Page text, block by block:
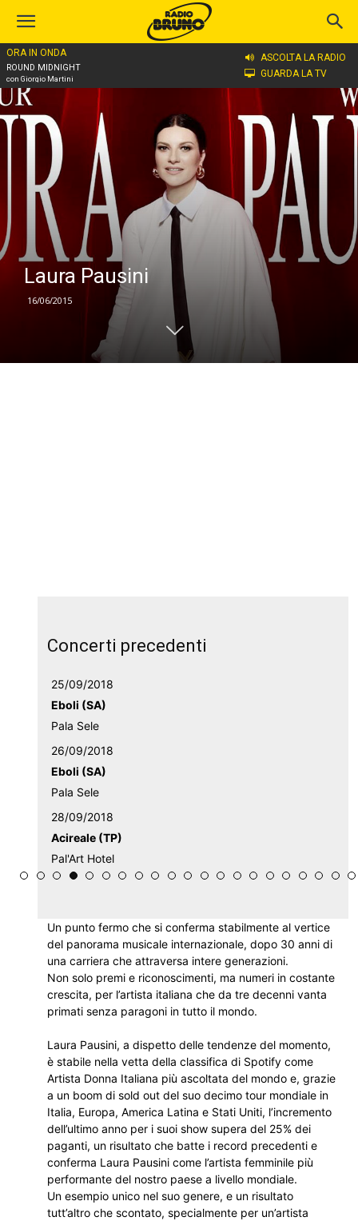
ORA IN ONDA
ROUND MIDNIGHT
con Giorgio Martini
ASCOLTA LA RADIO
GUARDA LA TV
Home
Laura Pausini
16/06/2015
Concerti precedenti
25/09/2018
Eboli (SA)
Pala Sele
26/09/2018
Eboli (SA)
Pala Sele
28/09/2018
Acireale (TP)
Pal'Art Hotel
Un punto fermo che si conferma stabilmente al vertice
del panorama musicale internazionale, dopo 30 anni di
una carriera che attraversa intere generazioni.
Non solo premi e riconoscimenti, ma numeri in costante
crescita, per l’artista italiana che da tre decenni vanta
primati senza paragoni in tutto il mondo.
Laura Pausini, a dispetto delle tendenze del momento,
è stabile nella vetta della classifica di Spotify come
Artista Donna Italiana più ascoltata del mondo e, grazie
a un boom di sold out del suo decimo tour mondiale in
Italia, Europa, America Latina e Stati Uniti, l’incremento
dell’ultimo anno per i suoi show supera del 25% dei
paganti, un risultato che batte i record precedenti e
conferma Laura Pausini come l’artista femminile più
performante del nostro paese a livello mondiale.
Un esempio unico nel suo genere, e un risultato
tutt’altro che scontato, specialmente per un’artista